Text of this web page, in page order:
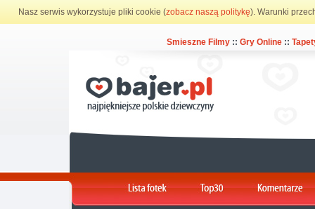
Nasz serwis wykorzystuje pliki cookie (zobacz naszą politykę). Warunki
Smieszne Filmy ::Gry Online ::